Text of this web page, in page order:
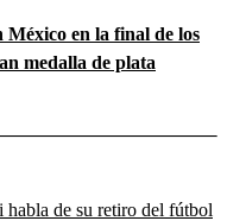
México en la final de los
medalla de plata
habla de su retiro del fútbol